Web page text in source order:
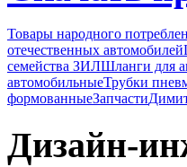
Товары народного
отечественных автомобилей
семейства ЗИЛШланги для
автомобильныеТрубки
формованныеЗапчасти
Дизайн-